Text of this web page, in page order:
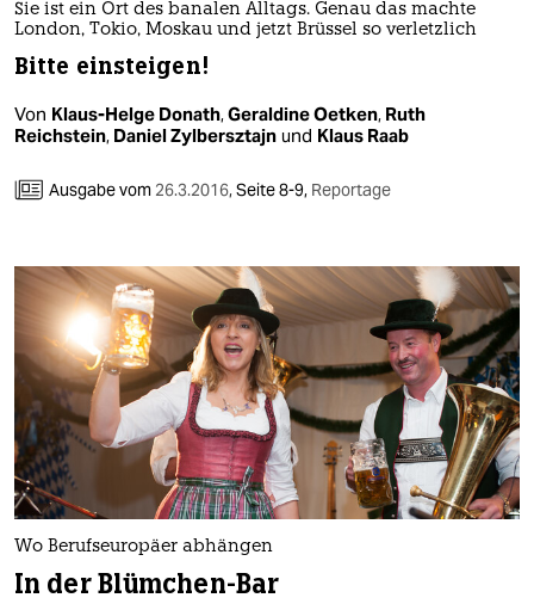
öko
gesellschaft
kultur
sport
nord
wahrheit
verlag
verlag
veranstaltungen
shop
fragen & hilfe
Sie ist ein Ort des banalen Alltags. Genau das machte
London, Tokio, Moskau und jetzt Brüssel so verletzlich
Bitte einsteigen!
Von Klaus-Helge Donath,Geraldine Oetken, Ruth
Reichstein, Daniel Zylbersztajn und Klaus Raab
Ausgabe vom 26.3.2016,Seite 8-9, Reportage
Wo Berufseuropäer abhängen
In der Blümchen-Bar